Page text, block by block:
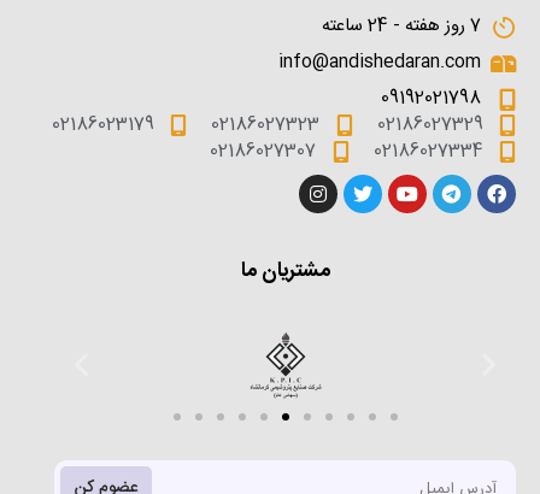
7 روز هفته - 24 ساعته
info@andishedaran.com
09192021798
02186027329
02186027323
02186023179
02186027334
02186027307
مشتریان ما